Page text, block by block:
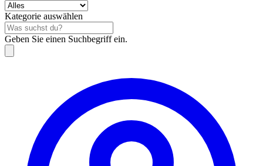
Kategorie auswählen
Geben Sie einen Suchbegriff ein.